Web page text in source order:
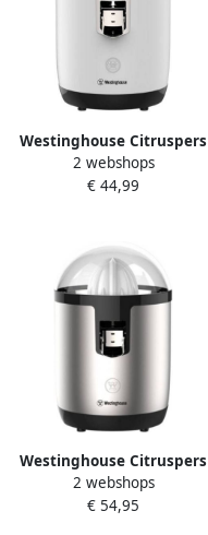
Westinghouse Citruspers
Elektrisch Met Filter
Sinaasappelpers Wit
2 webshops
€ 44,99
Westinghouse Citruspers
Elektrisch Met Filter
Sinaasappelpers RVS
2 webshops
€ 54,95